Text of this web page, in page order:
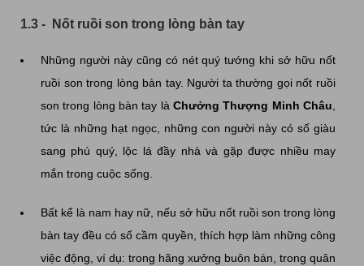
1.3 - Nốt ruồi son trong lòng bàn tay
Những người này cũng có nét quý tướng khi sở hữu nốt
ruồi son trong lòng bàn tay. Người ta thường gọi nốt ruồi
son trong lòng bàn tay là Chưởng Thượng Minh Châu,
tức là những hạt ngọc, những con người này có số giàu
sang phú quý, lộc lá đầy nhà và gặp được nhiều may
mắn trong cuộc sống.
Bất kể là nam hay nữ, nếu sở hữu nốt ruồi son trong lòng
bàn tay đều có số cầm quyền, thích hợp làm những công
việc động, ví dụ: trong hãng xưởng buôn bán, trong quân